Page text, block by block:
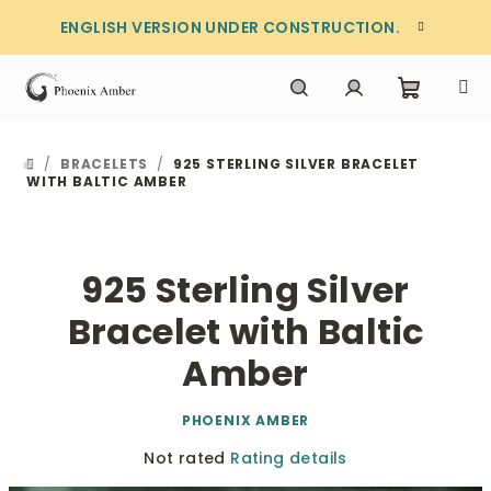
content
ENGLISH VERSION UNDER CONSTRUCTION.
HOME
/ BRACELETS /
925 STERLING SILVER BRACELET
WITH BALTIC AMBER
925 Sterling Silver
Bracelet with Baltic
Amber
PHOENIX AMBER
Not rated Rating details